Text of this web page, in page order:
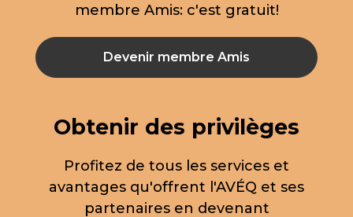
membre Amis: c'est gratuit!
Devenir membre Amis
Obtenir des privilèges
Profitez de tous les services et
avantages qu'offrent l'AVÉQ et ses
partenaires en devenant